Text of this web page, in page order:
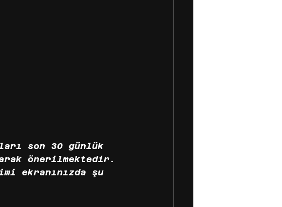
son 30 günlük
önerilmektedir.
ekranınızda şu